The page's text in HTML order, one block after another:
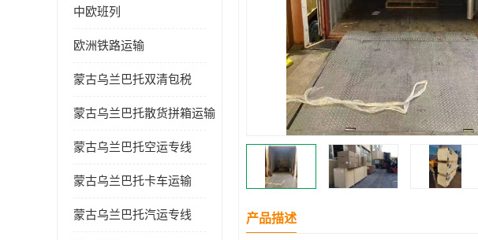
中欧班列
欧洲铁路运输
蒙古乌兰巴托双清包税
蒙古乌兰巴托散货拼箱运输
蒙古乌兰巴托空运专线
蒙古乌兰巴托卡车运输
蒙古乌兰巴托汽运专线 产品描述